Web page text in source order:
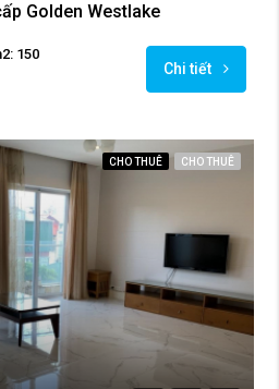
Golden Westlake
150
Chi tiết
CHO THUÊ CHO THUÊ